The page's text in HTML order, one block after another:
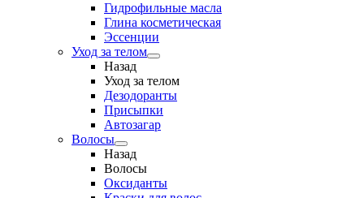
Гидрофильные масла
Глина косметическая
Эссенции
Уход за телом
Назад
Уход за телом
Дезодоранты
Присыпки
Автозагар
Волосы
Назад
Волосы
Оксиданты